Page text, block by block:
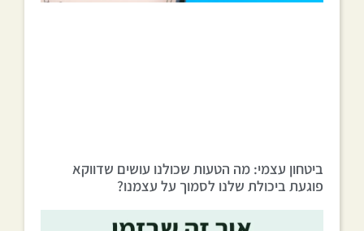
ביטחון עצמי: מה הטעות שכולנו עושים שדווקא
פוגעת ביכולת שלנו לסמוך על עצמנו?